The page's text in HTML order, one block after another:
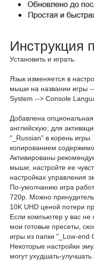
Инструкция
Установить и играть.
Язык изменяется в
мыши на названии игры
System --> Console
Добавлена
английскую; для
"_Russian" в корень
копированием
Активированы
мыши; настройте ее
настройках управления
По-умолчанию игра
720p. Можно
10K UHD ценой потери
Если компьютер у вас
мои готовые пресеты,
игры из папки "_Low-end
Некоторые настройки
могут ухудшать-